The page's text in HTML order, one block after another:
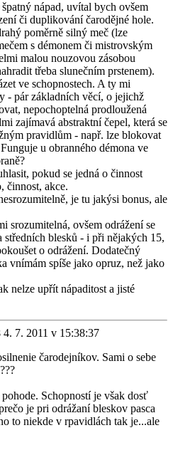
nápad, uvítal bych ovšem
či duplikování čarodějné hole.
poměrně silný meč (lze
s démonem či mistrovským
malou nouzovou zásobou
třeba slunečním prstenem).
ve schopnostech. A ty mi
- pár základních věcí, o jejichž
nepochoptelná prodloužená
zajímavá abstraktní čepel, která se
pravidlům - např. lze blokovat
u obranného démona ve
pokud se jedná o činnost
činnost, akce.
je tu jakýsi bonus, ale
srozumitelná, ovšem odrážení se
středních blesků - i při nějakých 15,
o odrážení. Dodatečný
vnímám spíše jako opruz, než jako
nelze upřít nápaditost a jisté
4. 7. 2011 v 15:38:37
čarodejníkov. Sami o sebe
Schopností je však dosť
je pri odrážaní bleskov pasca
to niekde v rpavidlách tak je...ale